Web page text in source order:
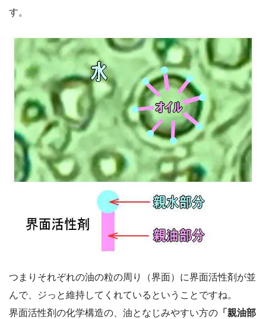
す。
つまりそれぞれの油の粒の周り（界面）に界面活性剤が並
んで、ジっと維持してくれているということですね。
界面活性剤の化学構造の、油となじみやすい方の 「親油部